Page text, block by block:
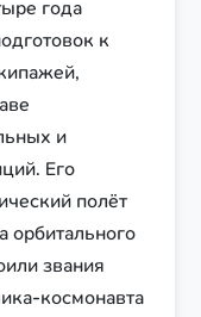
года
к
и
Его
полёт
орбитального
звания
космонавта